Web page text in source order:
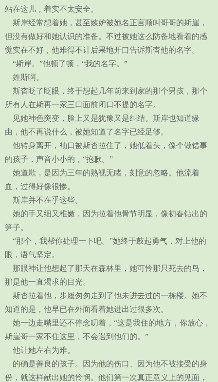
站在这儿，着实不太安全。
斯岸经常想着她，甚至嫉妒被她名正言顺叫哥哥的斯崖，
但没有做好和她认识的准备。不过被她这么防备地看着的感
觉实在不好，他难得不计后果地开口告诉斯杳他的名字。
“斯岸。”他顿了顿，“我的名字。”
姓斯啊。
斯杳眨了眨眼，终于想起几年前来到家的那个男孩，那个
所有人在斯再一家三口面前闭口不提的名字。
见她神色突变，脸上又是犹豫又是纠结。斯岸也知道缘
由，他不再说什么，被她知道了名字已经足够。
他转身离开，袖口被斯杳拉住了，她低着头，像个做错事
的孩子，声音小小的，“抱歉。”
她道歉，是因为三年的熟视无睹，刻意的忽略。他流着
血，过得好像很惨。
斯岸并不在乎这些。
她的手又细又稚嫩，因为拉着他骨节明显，像初春钻出的
笋子。
“那个，我帮你处理一下吧。”她终于鼓起勇气，对上他的
眼，语气坚定。
那眼神让他想起了那天在森林里，她可怜那只死去的鸟，
那是他一直渴求的目光。
斯杳拉着他，步履匆匆走到了他未进去过的一栋楼。她不
知道的是，他早已在外面看着她进出过很多次。
她一边走嘴里还不停念叨着，“这是我住的地方，你放心，
斯崖哥一家不住这里，不会遇到他们的。”
他让她左右为难。
的确是善良的孩子。因为他的伤口、因为他不被接受的身
份，就这样献出她的怜悯。他们第一次真正意义上的见面，